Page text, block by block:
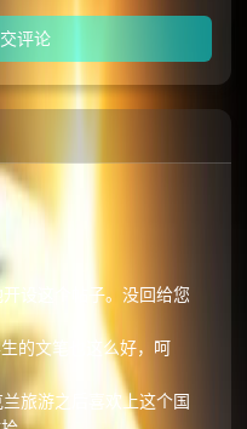
评论
设这个帖子。没回给您
的文笔也这么好，呵
旅游之后喜欢上这个国